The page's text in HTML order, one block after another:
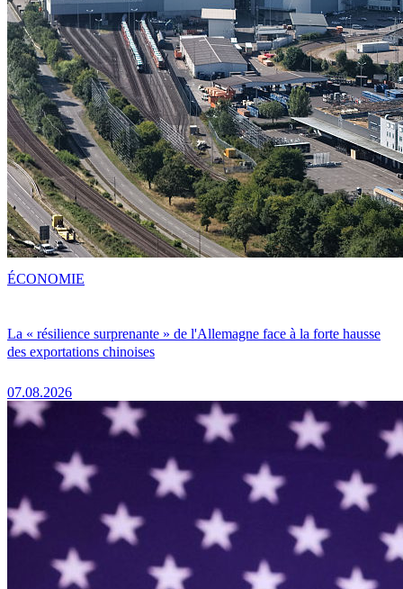
La « résilience surprenante » de l'Allemagne face à la forte hausse
des exportations chinoises
07.08.2026
ÉCONOMIE